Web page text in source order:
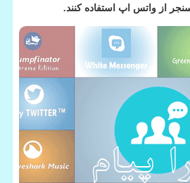
از واتس اپ استفاده كنند.